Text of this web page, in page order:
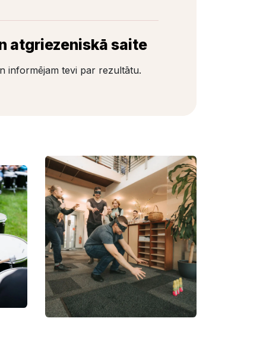
atgriezeniskā saite
informējam tevi par rezultātu.